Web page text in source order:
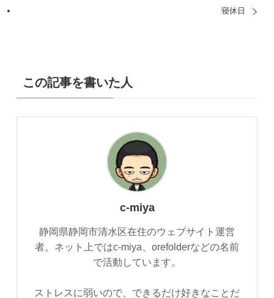
寝休日
この記事を書いた人
c-miya
静岡県静岡市清水区在住のウェブサイト運営
者。ネット上ではc-miya、orefolderなどの名前
で活動しています。
ストレスに弱いので、できるだけ好きなことだ